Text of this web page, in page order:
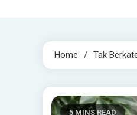
Home Tak
5 MINS READ